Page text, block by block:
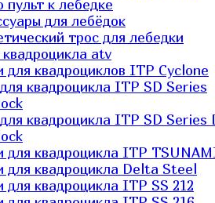
пульт к лебедке
для лебёдок
трос для лебедки
atv
для квадроциклов ITP Cyclone
квадроцикла ITP SD Series
квадроцикла ITP SD Series
для квадроцикла ITP
для квадроцикла Delta Steel
для квадроцикла ITP SS 212